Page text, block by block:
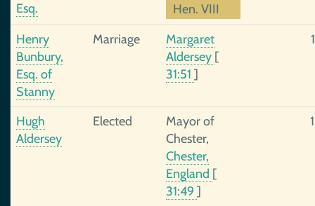
Esq.
Hen. VIII
Henry
Bunbury,
Esq. of
Stanny
Marriage
Margaret
Aldersey [
31:51 ]
Hugh
Aldersey
Elected
Mayor of
Chester,
Chester,
England [
31:49 ]